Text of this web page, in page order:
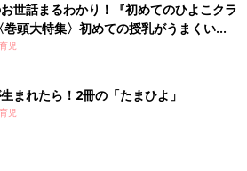
世話まるわかり！『初めてのひよこクラ
巻頭大特集〉初めての授乳がうまくい
・ミルクの基本と夏のトラブル 解決テ
児
まれたら！2冊の「たまひよ」
児